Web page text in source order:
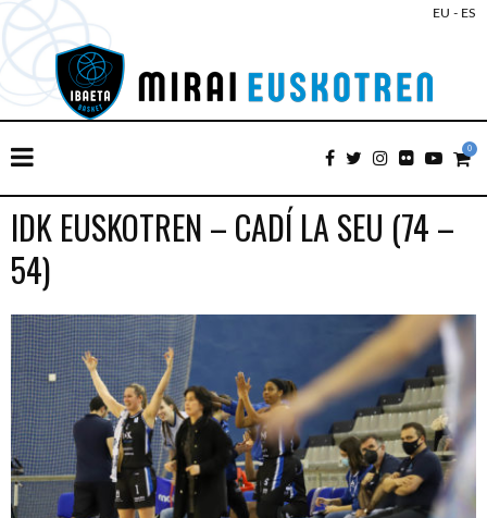
EU - ES
0
IDK EUSKOTREN – CADÍ LA SEU (74 –
54)